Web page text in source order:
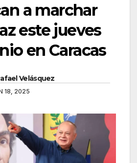
a marchar
este jueves
en Caracas
Velásquez
18, 2025